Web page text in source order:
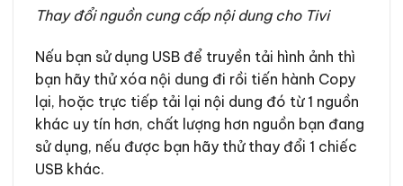
Thay đổi nguồn cung cấp nội dung cho Tivi
Nếu bạn sử dụng USB để truyền tải hình ảnh thì
bạn hãy thử xóa nội dung đi rồi tiến hành Copy
lại, hoặc trực tiếp tải lại nội dung đó từ 1 nguồn
khác uy tín hơn, chất lượng hơn nguồn bạn đang
sử dụng, nếu được bạn hãy thử thay đổi 1 chiếc
USB khác.